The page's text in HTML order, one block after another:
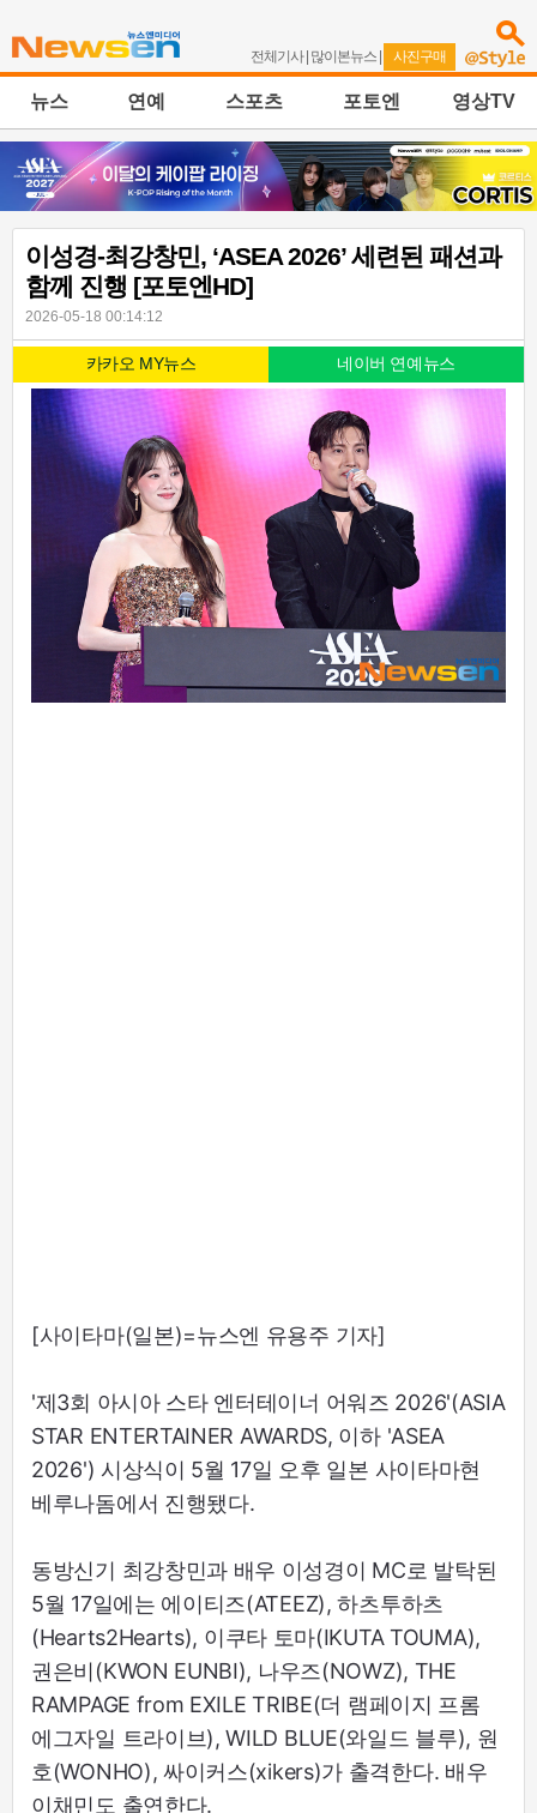
전체기사| 많이본뉴스 | 사진구매
뉴스 연예 스포츠 포토엔 영상TV
이성경-최강창민, ‘ASEA 2026’ 세련된 패션과
함께 진행 [포토엔HD]
2026-05-18 00:14:12
카카오 MY뉴스 네이버 연예뉴스
[사이타마(일본)=뉴스엔 유용주 기자]
'제3회 아시아 스타 엔터테이너 어워즈 2026'(ASIA
STAR ENTERTAINER AWARDS, 이하 'ASEA
2026') 시상식이 5월 17일 오후 일본 사이타마현
베루나돔에서 진행됐다.
동방신기 최강창민과 배우 이성경이 MC로 발탁된
5월 17일에는 에이티즈(ATEEZ), 하츠투하츠
(Hearts2Hearts), 이쿠타 토마(IKUTA TOUMA),
권은비(KWON EUNBI), 나우즈(NOWZ), THE
RAMPAGE from EXILE TRIBE(더 램페이지 프롬
에그자일 트라이브), WILD BLUE(와일드 블루), 원
호(WONHO), 싸이커스(xikers)가 출격한다. 배우
이채민도 출연한다.